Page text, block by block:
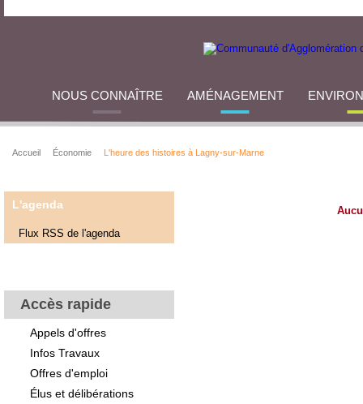
NOUS CONNAÎTRE AMÉNAGEMENT
Accueil Économie L'heure des histoires à Lagny-sur-Marne
L'agenda
Flux RSS de l'agenda
Accès rapide
Appels d'offres
Infos Travaux
Offres d'emploi
Élus et délibérations